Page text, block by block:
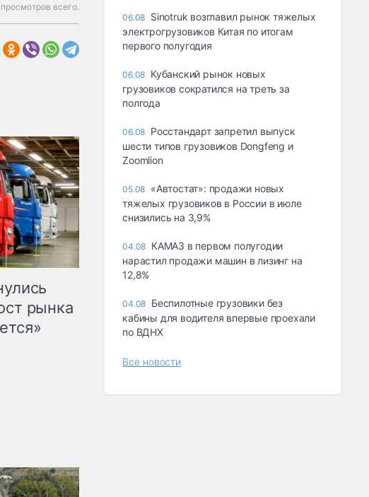
просмотров всего.
рынка
06.08 Sinotruk возглавил рынок тяжелых
электрогрузовиков Китая по итогам
первого полугодия
06.08 Кубанский рынок новых
грузовиков сократился на треть за
полгода
06.08 Росстандарт запретил выпуск
шести типов грузовиков Dongfeng и
Zoomlion
05.08 «Автостат»: продажи новых
тяжелых грузовиков в России в июле
снизились на 3,9%
04.08 КАМАЗ в первом полугодии
нарастил продажи машин в лизинг на
12,8%
04.08 Беспилотные грузовики без
кабины для водителя впервые проехали
по ВДНХ
Все новости